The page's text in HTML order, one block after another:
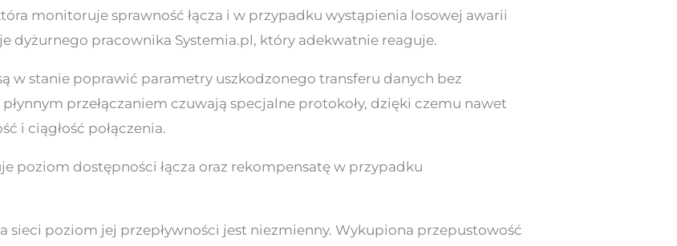
monitoruje sprawność łącza i w przypadku wystąpienia losowej awarii
dyżurnego pracownika Systemia.pl, który adekwatnie reaguje.
w stanie poprawić parametry uszkodzonego transferu danych bez
przełączaniem czuwają specjalne protokoły, dzięki czemu nawet
i ciągłość połączenia.
poziom dostępności łącza oraz rekompensatę w przypadku
sieci poziom jej przepływności jest niezmienny. Wykupiona przepustowość